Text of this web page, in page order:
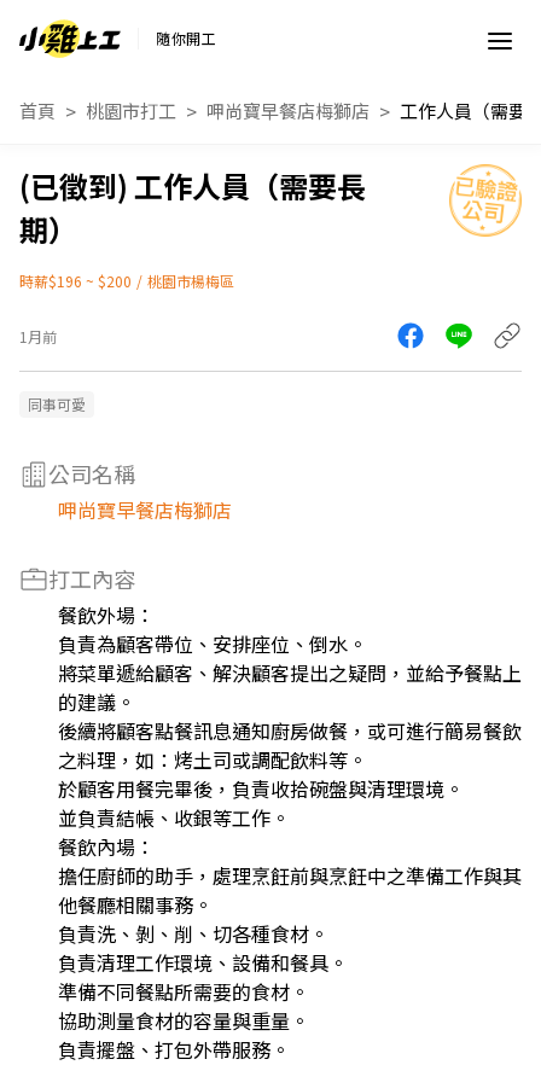
隨你開工
首頁 桃園市打工 呷尚寶早餐店梅獅店 工作人員（需要
工作人員（需要長
期）
時薪$196 ~ $200 / 桃園市楊梅區
1月前
同事可愛
公司名稱
呷尚寶早餐店梅獅店
打工內容
餐飲外場：
負責為顧客帶位、安排座位、倒水。
將菜單遞給顧客、解決顧客提出之疑問，並給予餐點上
的建議。
後續將顧客點餐訊息通知廚房做餐，或可進行簡易餐飲
之料理，如：烤土司或調配飲料等。
於顧客用餐完畢後，負責收拾碗盤與清理環境。
並負責結帳、收銀等工作。
餐飲內場：
擔任廚師的助手，處理烹飪前與烹飪中之準備工作與其
他餐廳相關事務。
負責洗、剝、削、切各種食材。
負責清理工作環境、設備和餐具。
準備不同餐點所需要的食材。
協助測量食材的容量與重量。
負責擺盤、打包外帶服務。